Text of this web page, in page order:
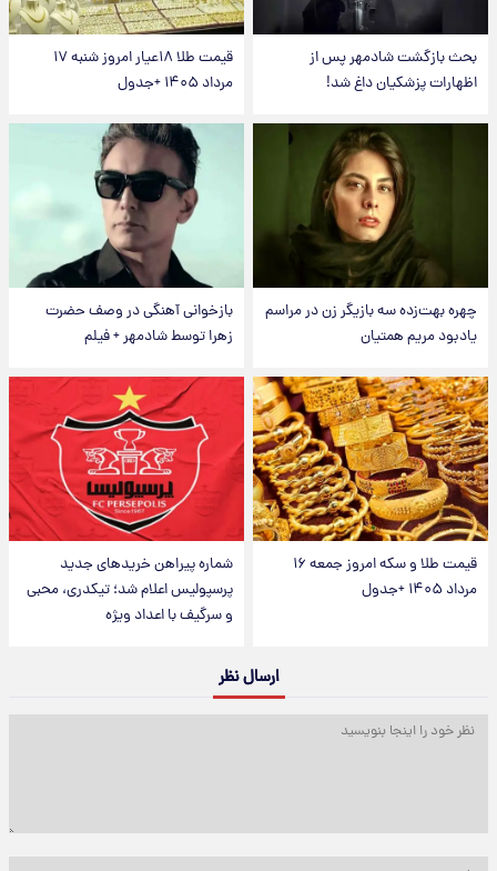
بحث بازگشت شادمهر پس از
اظهارات پزشکیان داغ شد!
قیمت طلا ۱۸عیار امروز شنبه ۱۷
مرداد ۱۴۰۵ +جدول
چهره بهت‌زده سه بازیگر زن در مراسم
یادبود مریم همتیان
بازخوانی آهنگی در وصف حضرت
زهرا توسط شادمهر + فیلم
قیمت طلا و سکه امروز جمعه ۱۶
مرداد ۱۴۰۵ +جدول
شماره پیراهن خریدهای جدید
پرسپولیس اعلام شد؛ تیکدری، محبی
و سرگیف با اعداد ویژه
ارسال نظر